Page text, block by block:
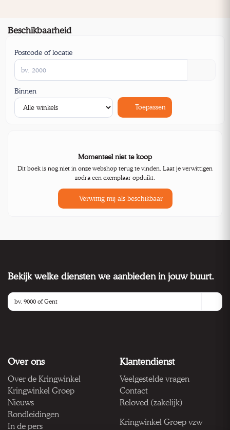
Beschikbaarheid
Postcode of locatie
Binnen
Toepassen
Momenteel niet te koop
Dit boek is nog niet in onze webshop terug te vinden. Laat je verwittigen
zodra een exemplaar opduikt.
Verwittig mij als beschikbaar
Bekijk welke diensten we aanbieden in jouw buurt.
Over ons
Over de Kringwinkel
Kringwinkel Groep
Nieuws
Rondleidingen
In de pers
Klantendienst
Veelgestelde vragen
Contact
Reloved (zakelijk)
Kringwinkel Groep vzw